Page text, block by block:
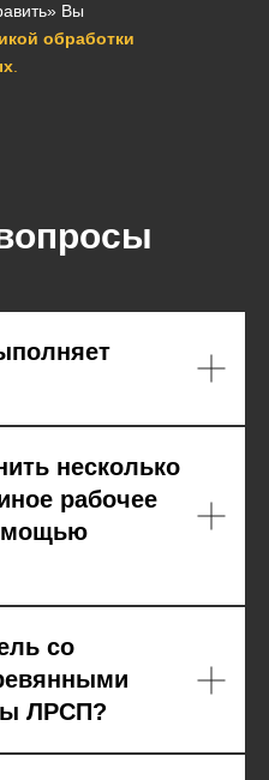
Вы
обработки
несколько
рабочее
со
ЛРСП?